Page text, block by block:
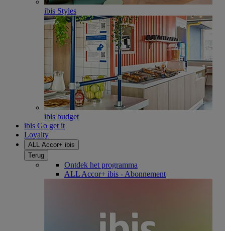
ibis Styles
ibis budget
ibis Go get it
Loyalty
ALL Accor+ ibis
Terug
Ontdek het programma
ALL Accor+ ibis - Abonnement